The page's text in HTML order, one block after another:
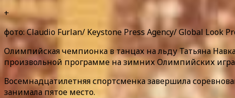
+
фото: Claudio Furlan/ Keystone Press Agency/ Global Look
Олимпийская чемпионка в танцах на льду Татьяна
произвольной программе на зимних Олимпийских
Восемнадцатилетняя спортсменка завершила
занимала пятое место.